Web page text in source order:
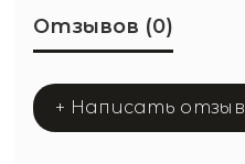
Отзывов (0)
+ Написать отзыв